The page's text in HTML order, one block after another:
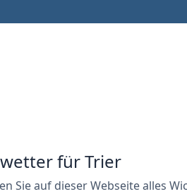
für Trier
Sie auf dieser Webseite alles